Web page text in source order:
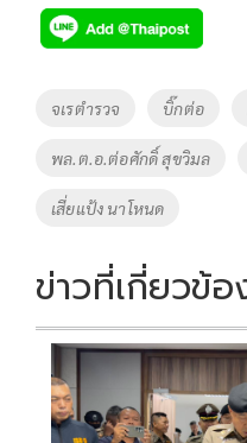
e
b
o
k
tt
er
p
y
Li
n
k
Tags
จเรตำรวจ บิ๊กต่อ
พล.ต.อ.ต่อศักดิ์ สุขวิมล
เสี่ยแป้ง นาโหนด
ข่าวที่เกี่ยวข้อ